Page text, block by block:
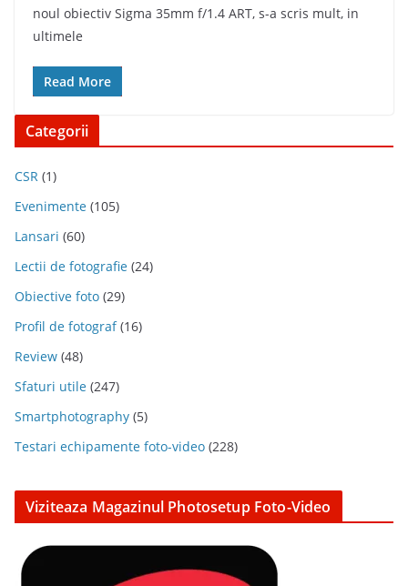
noul obiectiv Sigma 35mm f/1.4 ART, s-a scris mult, in
ultimele
Read More
Categorii
CSR (1)
Evenimente (105)
Lansari (60)
Lectii de fotografie (24)
Obiective foto (29)
Profil de fotograf(16)
Review (48)
Sfaturi utile (247)
Smartphotography (5)
Testari echipamente foto-video (228)
Viziteaza Magazinul Photosetup Foto-Video